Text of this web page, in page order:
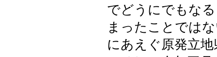
でどうにでもな
まったことでは
にあえぐ原発立